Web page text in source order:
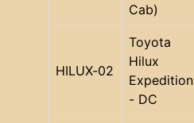
Cab)
HILUX-02
Toyota
Hilux
Expedition
- DC